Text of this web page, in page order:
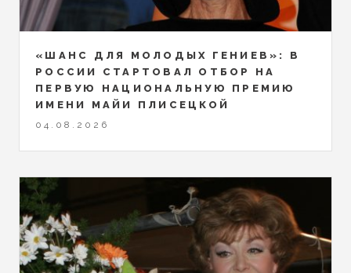
«ШАНС ДЛЯ МОЛОДЫХ ГЕНИЕВ»: В
РОССИИ СТАРТОВАЛ ОТБОР НА
ПЕРВУЮ НАЦИОНАЛЬНУЮ ПРЕМИЮ
ИМЕНИ МАЙИ ПЛИСЕЦКОЙ
04.08.2026